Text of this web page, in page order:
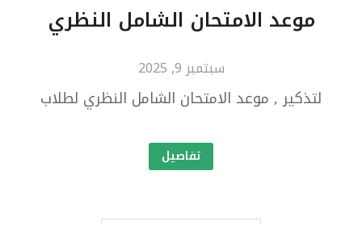
موعد الامتحان الشامل النظري
سبتمبر 9, 2025
لتذكير , موعد الامتحان الشامل النظري لطلاب
تفاصيل